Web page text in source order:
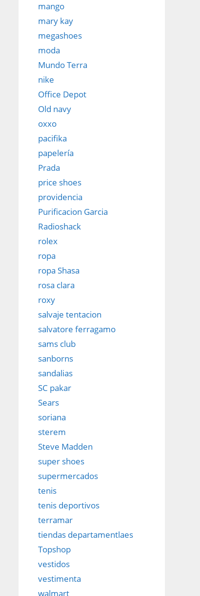
mango
mary kay
megashoes
moda
Mundo Terra
nike
Office Depot
Old navy
oxxo
pacifika
papelería
Prada
price shoes
providencia
Purificacion Garcia
Radioshack
rolex
ropa
ropa Shasa
rosa clara
roxy
salvaje tentacion
salvatore ferragamo
sams club
sanborns
sandalias
SC pakar
Sears
soriana
sterem
Steve Madden
super shoes
supermercados
tenis
tenis deportivos
terramar
tiendas departamentlaes
Topshop
vestidos
vestimenta
walmart